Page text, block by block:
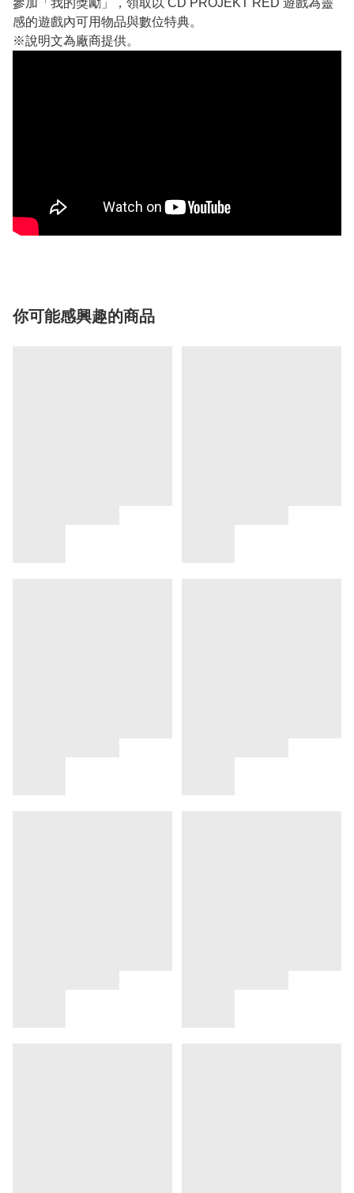
參加「我的獎勵」，領取以 CD PROJEKT RED 遊戲為靈
感的遊戲內可用物品與數位特典。
※說明文為廠商提供。
你可能感興趣的商品